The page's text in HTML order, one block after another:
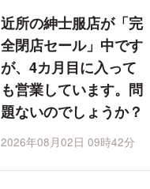
近所の紳士服店が「完
全閉店セール」中です
が、4カ月目に入って
も営業しています。問
題ないのでしょうか？
2026年08月02日 09時42分